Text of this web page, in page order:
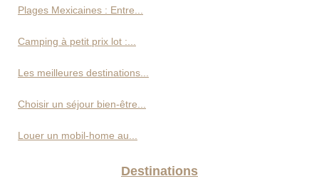
Plages Mexicaines : Entre...
Camping à petit prix lot :...
Les meilleures destinations...
Choisir un séjour bien-être...
Louer un mobil-home au...
Destinations